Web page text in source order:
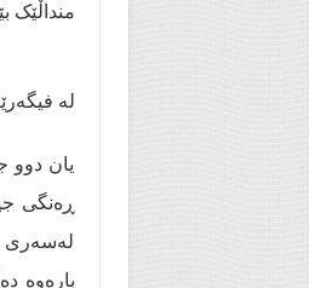
منداڵێک
لە
یان دوو
ڕەنگی
لەسەری
بارەوە